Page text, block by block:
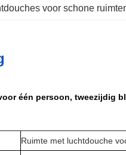
voor schone
één persoon, tweezijdig
Ruimte met luchtdouche